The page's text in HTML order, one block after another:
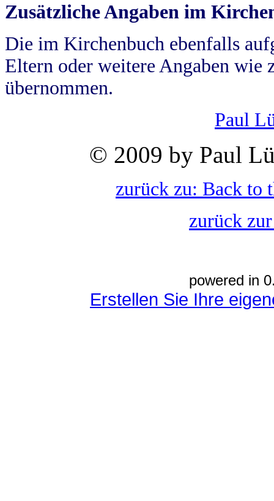
Zusätzliche Angaben im
Die im Kirchenbuch ebenfalls
Eltern oder weitere Angaben wie
übernommen.
Paul
© 2009 by Paul
zurück zu: Back to
zurück
powered in
Erstellen Sie Ihre